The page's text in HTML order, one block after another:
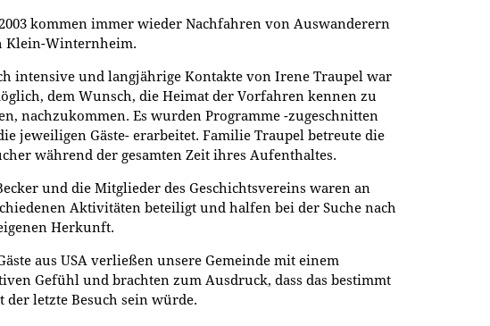
kommen immer wieder Nachfahren von Auswanderern
Klein-Winternheim.
intensive und langjährige Kontakte von Irene Traupel war
dem Wunsch, die Heimat der Vorfahren kennen zu
nachzukommen. Es wurden Programme -zugeschnitten
jeweiligen Gäste- erarbeitet. Familie Traupel betreute die
während der gesamten Zeit ihres Aufenthaltes.
und die Mitglieder des Geschichtsvereins waren an
Aktivitäten beteiligt und halfen bei der Suche nach
Herkunft.
aus USA verließen unsere Gemeinde mit einem
Gefühl und brachten zum Ausdruck, dass das bestimmt
der letzte Besuch sein würde.